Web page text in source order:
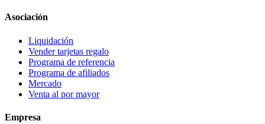
Asociación
Liquidación
Vender tarjetas regalo
Programa de referencia
Programa de afiliados
Mercado
Venta al por mayor
Empresa